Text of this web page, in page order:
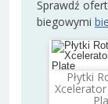
Sprawdź
biegowymi
Płytki
Dodaj